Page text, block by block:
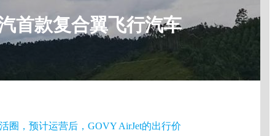
首款复合翼飞行汽车
圈，预计运营后，GOVY AirJet的出行价